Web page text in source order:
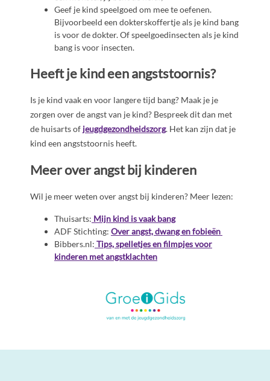
Geef je kind speelgoed om mee te oefenen.
Bijvoorbeeld een dokterskoffertje als je kind bang
is voor de dokter. Of speelgoedinsecten als je kind
bang is voor insecten.
Heeft je kind een angststoornis?
Is je kind vaak en voor langere tijd bang? Maak je je
zorgen over de angst van je kind? Bespreek dit dan met
de huisarts of jeugdgezondheidszorg. Het kan zijn dat je
kind een angststoornis heeft.
Meer over angst bij kinderen
Wil je meer weten over angst bij kinderen? Meer lezen:
Thuisarts: Mijn kind is vaak bang
ADF Stichting: Over angst, dwang en fobieën
Bibbers.nl: Tips, spelletjes en filmpjes voor
kinderen met angstklachten